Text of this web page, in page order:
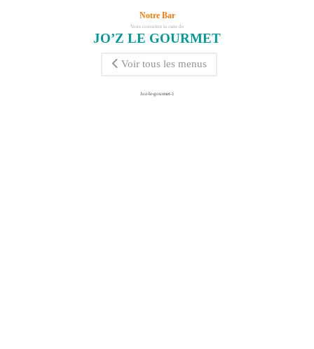
Notre Bar
Vous consultez la carte de
JO’Z LE GOURMET
Voir tous les menus
Joz-le-gourmet-1